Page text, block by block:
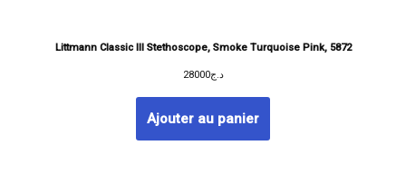
Littmann Classic III Stethoscope, Smoke Turquoise Pink, 5872
د.ج28000
Ajouter au panier